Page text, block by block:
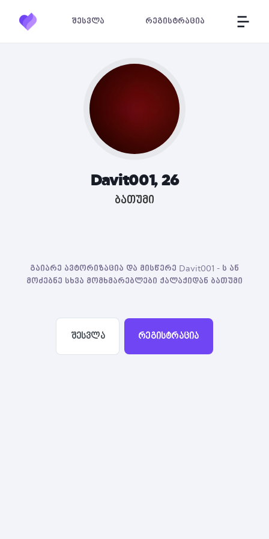
შესვლა რეგისტრაცია
Davit001, 26
ბათუმი
გაიარე ავტორიზაცია და მისწერე Davit001 - ს ან
მოძებნე სხვა მომხმარებლები ქალაქიდან ბათუმი
შესვლა რეგისტრაცია